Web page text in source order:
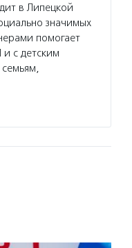
в Липецкой
значимых
помогает
с детским